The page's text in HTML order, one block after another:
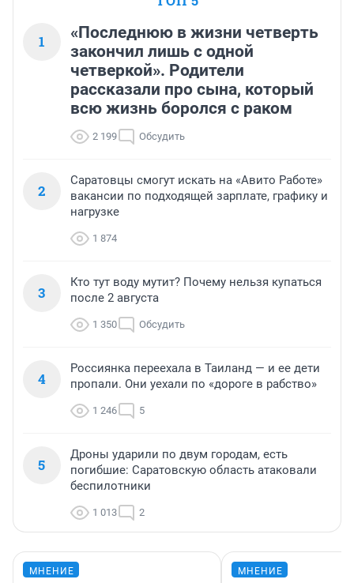
1
«Последнюю в жизни четверть
закончил лишь с одной
четверкой». Родители
рассказали про сына, который
всю жизнь боролся с раком
2 199 Обсудить
2
Саратовцы смогут искать на «Авито Работе»
вакансии по подходящей зарплате, графику и
нагрузке
1 874
3
Кто тут воду мутит? Почему нельзя купаться
после 2 августа
1 350 Обсудить
4
Россиянка переехала в Таиланд — и ее дети
пропали. Они уехали по «дороге в рабство»
1 246 5
5
Дроны ударили по двум городам, есть
погибшие: Саратовскую область атаковали
беспилотники
1 013 2
МНЕНИЕ МНЕНИЕ